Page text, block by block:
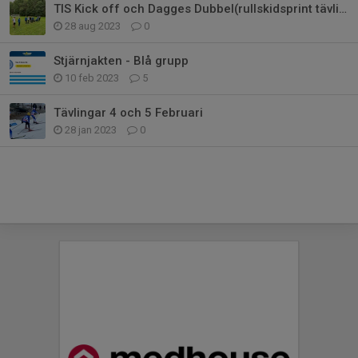
TIS Kick off och Dagges Dubbel(rullskidsprint tävling)
28 aug 2023 0
Stjärnjakten - Blå grupp
10 feb 2023 5
Tävlingar 4 och 5 Februari
28 jan 2023 0